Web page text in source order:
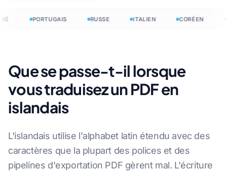
PORTUGAIS RUSSE ITALIEN CORÉEN
Que se passe-t-il lorsque
vous traduisez un PDF en
islandais
L'islandais utilise l'alphabet latin étendu avec des
caractères que la plupart des polices et des
pipelines d'exportation PDF gèrent mal. L'écriture